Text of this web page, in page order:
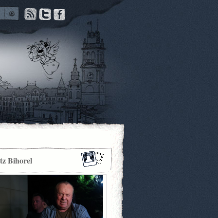
Bihorel